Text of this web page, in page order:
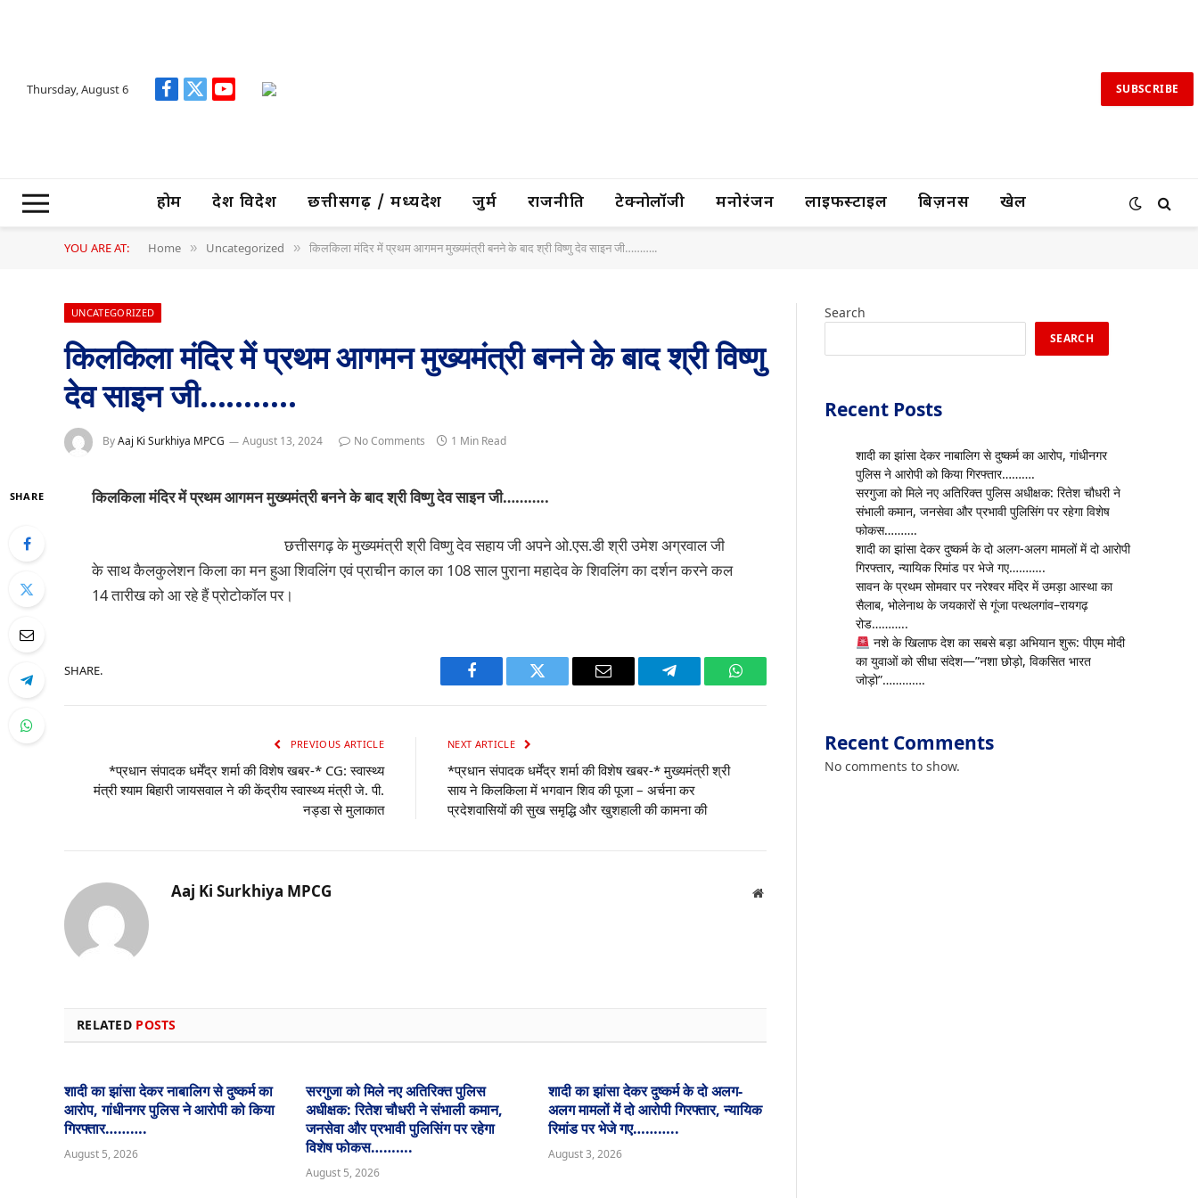
Thursday, August 6 Facebook
X
YouTube SUBSCRIBE
होम देश विदेश छत्तीसगढ़ / मध्यप्रदेश जुर्म राजनीति टेक्नोलॉजी मनोरंजन लाइफस्टाइल बिज़नस खेल
YOU ARE AT: Home » Uncategorized » किलकिला मंदिर में प्रथम आगमन मुख्यमंत्री बनने के बाद श्री विष्णु देव साइन जी………..
UNCATEGORIZED
किलकिला मंदिर में प्रथम आगमन मुख्यमंत्री बनने के बाद श्री विष्णु
देव साइन जी………..
ByAaj Ki Surkhiya MPCG August 13, 2024 No Comments 1 Min Read
SHARE किलकिला मंदिर में प्रथम आगमन मुख्यमंत्री बनने के बाद श्री विष्णु देव साइन जी………..
छत्तीसगढ़ के मुख्यमंत्री श्री विष्णु देव सहाय जी अपने ओ.एस.डी श्री उमेश अग्रवाल जी
के साथ कैलकुलेशन किला का मन हुआ शिवलिंग एवं प्राचीन काल का 108 साल पुराना महादेव के शिवलिंग का दर्शन करने कल
14 तारीख को आ रहे हैं प्रोटोकॉल पर।
SHARE.
Facebook Twitter Email Telegram WhatsApp
PREVIOUS ARTICLE
*प्रधान संपादक धर्मेंद्र शर्मा की विशेष खबर-* CG: स्वास्थ्य
मंत्री श्याम बिहारी जायसवाल ने की केंद्रीय स्वास्थ्य मंत्री जे. पी.
नड्डा से मुलाकात
NEXT ARTICLE
*प्रधान संपादक धर्मेंद्र शर्मा की विशेष खबर-* मुख्यमंत्री श्री
साय ने किलकिला में भगवान शिव की पूजा – अर्चना कर
प्रदेशवासियों की सुख समृद्धि और खुशहाली की कामना की
Aaj Ki Surkhiya MPCG Website
RELATED POSTS
शादी का झांसा देकर नाबालिग से दुष्कर्म का
आरोप, गांधीनगर पुलिस ने आरोपी को किया
गिरफ्तार……….
August 5, 2026
सरगुजा को मिले नए अतिरिक्त पुलिस
अधीक्षक: रितेश चौधरी ने संभाली कमान,
जनसेवा और प्रभावी पुलिसिंग पर रहेगा
विशेष फोकस……….
August 5, 2026
शादी का झांसा देकर दुष्कर्म के दो अलग-
अलग मामलों में दो आरोपी गिरफ्तार, न्यायिक
रिमांड पर भेजे गए………..
August 3, 2026
Search
SEARCH
Recent Posts
शादी का झांसा देकर नाबालिग से दुष्कर्म का आरोप, गांधीनगर
पुलिस ने आरोपी को किया गिरफ्तार……….
सरगुजा को मिले नए अतिरिक्त पुलिस अधीक्षक: रितेश चौधरी ने
संभाली कमान, जनसेवा और प्रभावी पुलिसिंग पर रहेगा विशेष
फोकस……….
शादी का झांसा देकर दुष्कर्म के दो अलग-अलग मामलों में दो आरोपी
गिरफ्तार, न्यायिक रिमांड पर भेजे गए………..
सावन के प्रथम सोमवार पर नरेश्वर मंदिर में उमड़ा आस्था का
सैलाब, भोलेनाथ के जयकारों से गूंजा पत्थलगांव–रायगढ़
रोड………..
नशे के खिलाफ देश का सबसे बड़ा अभियान शुरू: पीएम मोदी
का युवाओं को सीधा संदेश—”नशा छोड़ो, विकसित भारत
जोड़ो”………….
Recent Comments
No comments to show.